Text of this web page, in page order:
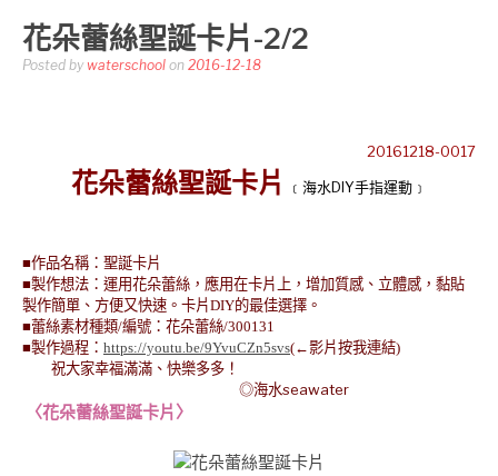
花朵蕾絲聖誕卡片-2/2
Posted by waterschool on 2016-12-18
20161218-0017
花朵蕾絲聖誕卡片 ﹝海水DIY手指運動﹞
■作品名稱：聖誕卡片
■製作想法：運用花朵蕾絲，應用在卡片上，增加質感、立體感，黏貼
製作簡單、方便又快速。卡片DIY的最佳選擇。
■蕾絲素材種類/編號：花朵蕾絲/300131
■製作過程： https://youtu.be/9YvuCZn5svs(←影片按我連結)
祝大家幸福滿滿、快樂多多！
◎海水seawater
〈花朵蕾絲聖誕卡片〉